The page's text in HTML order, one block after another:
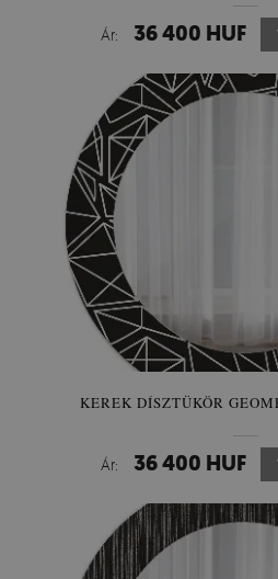
Ár: 36 400 HUF
KEREK DÍSZTÜKÖR
Ár: 36 400 HUF